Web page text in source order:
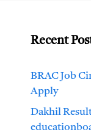
Recent
BRAC Job
Apply
Dakhil